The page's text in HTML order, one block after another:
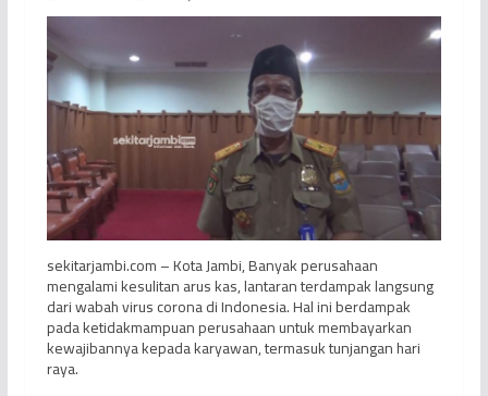
sekitarjambi.com – Kota Jambi, Banyak perusahaan
mengalami kesulitan arus kas, lantaran terdampak langsung
dari wabah virus corona di Indonesia. Hal ini berdampak
pada ketidakmampuan perusahaan untuk membayarkan
kewajibannya kepada karyawan, termasuk tunjangan hari
raya.